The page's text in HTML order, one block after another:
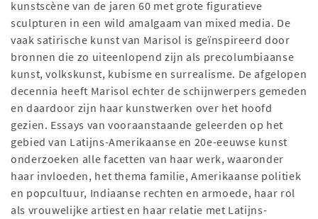
kunstscène van de jaren 60 met grote figuratieve
sculpturen in een wild amalgaam van mixed media. De
vaak satirische kunst van Marisol is geïnspireerd door
bronnen die zo uiteenlopend zijn als precolumbiaanse
kunst, volkskunst, kubisme en surrealisme. De afgelopen
decennia heeft Marisol echter de schijnwerpers gemeden
en daardoor zijn haar kunstwerken over het hoofd
gezien. Essays van vooraanstaande geleerden op het
gebied van Latijns-Amerikaanse en 20e-eeuwse kunst
onderzoeken alle facetten van haar werk, waaronder
haar invloeden, het thema familie, Amerikaanse politiek
en popcultuur, Indiaanse rechten en armoede, haar rol
als vrouwelijke artiest en haar relatie met Latijns-